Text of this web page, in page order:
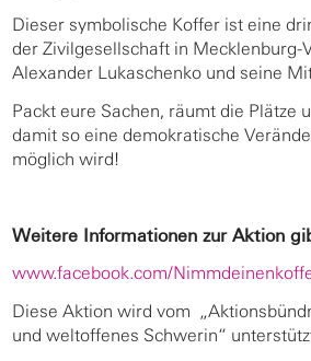
Dieser symbolische Koffer ist eine
der Zivilgesellschaft in Mecklenburg-
Alexander Lukaschenko und seine
Packt eure Sachen, räumt die Plätze
damit so eine demokratische
möglich wird!
Weitere Informationen zur Aktion
www.facebook.com/
Diese Aktion wird vom
und weltoffenes Schwerin“